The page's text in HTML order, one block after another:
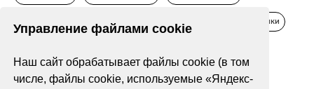
Управление файлами cookie
Наш сайт обрабатывает файлы cookie (в том
числе, файлы cookie, используемые «Яндекс-
Мопеды, скутеры Питбайки
Только в наличии